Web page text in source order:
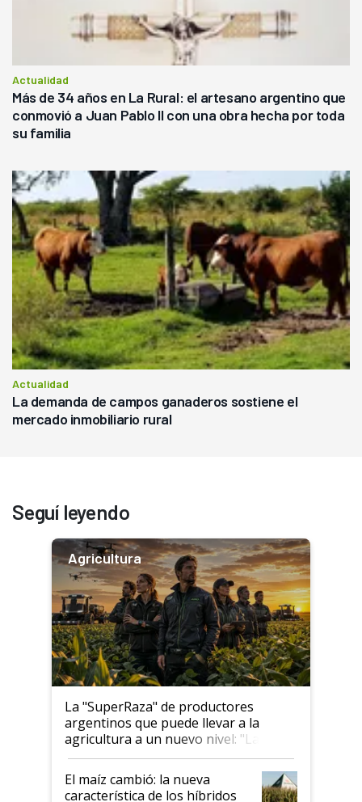
Actualidad
Más de 34 años en La Rural: el artesano argentino que
conmovió a Juan Pablo II con una obra hecha por toda
su familia
Actualidad
La demanda de campos ganaderos sostiene el
mercado inmobiliario rural
Seguí leyendo
Agricultura
La "SuperRaza" de productores
argentinos que puede llevar a la
agricultura a un nuevo nivel: "Las
posibilidades de crecimiento son
infinitas"
El maíz cambió: la nueva
característica de los híbridos